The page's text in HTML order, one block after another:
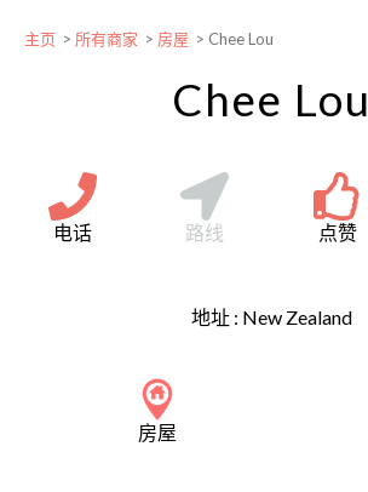
主页 > 所有商家 > 房屋 > Chee Lou
Chee Lou
电话 路线 点赞
地址 : New Zealand
房屋